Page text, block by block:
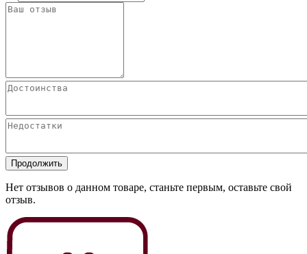
Продолжить
Нет отзывов о данном товаре, станьте первым, оставьте свой
отзыв.